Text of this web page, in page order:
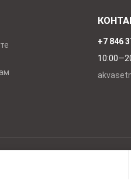
+7 846